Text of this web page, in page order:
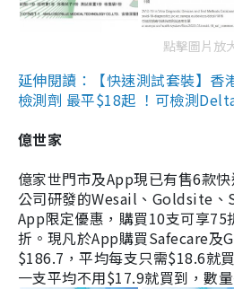
點擊圖片放
延伸閱讀：【快速測試套裝】香
檢測劑 最平$18起 ！可檢測
億世家
億家世門市及App現已有售6款
公司研發的Wesail、Goldsite、
App限定優惠，購買10支可享75
折。現凡於App購買Safecare及
$186.7，平均每支只需$18.6就
一支平均不用$17.9就買到，數